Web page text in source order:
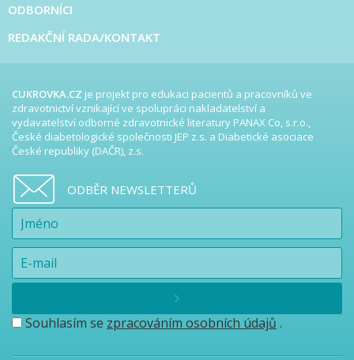
ODBORNÍCI
REDAKČNÍ RADA/KONTAKT
CUKROVKA.CZ je projekt pro edukaci pacientů a pracovníků ve
zdravotnictví vznikající ve spolupráci nakladatelství a
vydavatelství odborné zdravotnické literatury PANAX Co, s.r.o.,
České diabetologické společnosti JEP z.s. a Diabetické asociace
České republiky (DAČR), z.s.
ODBĚR NEWSLETTERŮ
Souhlasím se zpracováním osobních údajů .